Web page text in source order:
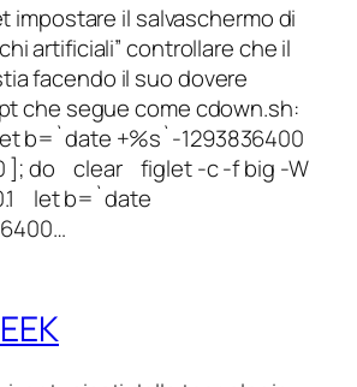
impostare il salvaschermo di
artificiali” controllare che il
facendo il suo dovere
che segue come cdown.sh:
b=`date +%s`-1293836400
]; do clear figlet -c -f big -W
let b=`date